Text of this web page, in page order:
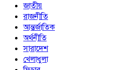
জাতীয়
রাজনীতি
আন্তর্জাতিক
অর্থনীতি
সারাদেশ
খেলাধুলা